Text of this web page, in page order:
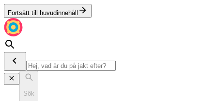
Fortsätt till huvudinnehåll
Sök